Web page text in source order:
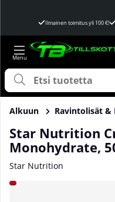
Ilmainen toimitus yli 100 €!
Alkuun Ravintolisät
Star Nutrition
Monohydrate,
Star Nutrition
Tuotekuvat Star